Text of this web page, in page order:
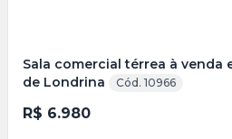
Sala comercial térrea à venda
de Londrina
Cód. 10966
R$ 6.980